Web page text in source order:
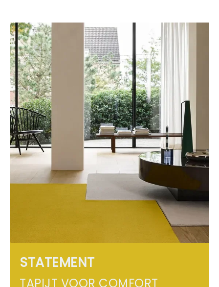
STATEMENT
TAPIJT VOOR COMFORT